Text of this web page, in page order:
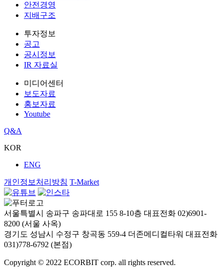
안전경영
지배구조
투자정보
공고
공시정보
IR 자료실
미디어센터
보도자료
홍보자료
Youtube
Q&A
KOR
ENG
개인정보처리방침 T-Market
서울특별시 송파구 송파대로 155 8-10층 대표전화 02)6901-
8200 (서울 사옥)
경기도 성남시 수정구 창곡동 559-4 더존메디컬타워 대표전화
031)778-6792 (본점)
Copyright © 2022 ECORBIT corp. all rights reserved.